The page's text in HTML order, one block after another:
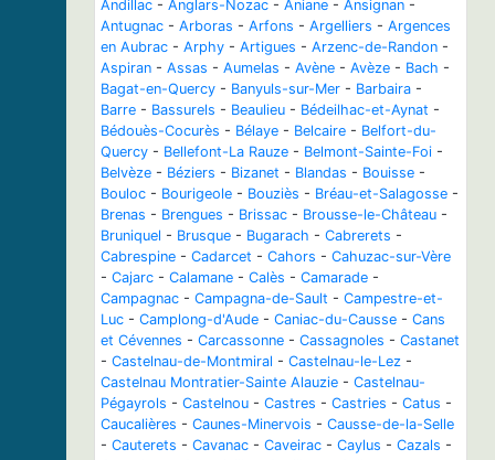
Andillac - Anglars-Nozac - Aniane - Ansignan -
Antugnac - Arboras - Arfons - Argelliers - Argences
en Aubrac - Arphy - Artigues - Arzenc-de-Randon -
Aspiran - Assas - Aumelas - Avène - Avèze - Bach -
Bagat-en-Quercy - Banyuls-sur-Mer - Barbaira -
Barre - Bassurels - Beaulieu - Bédeilhac-et-Aynat -
Bédouès-Cocurès - Bélaye - Belcaire - Belfort-du-
Quercy - Bellefont-La Rauze - Belmont-Sainte-Foi -
Belvèze - Béziers - Bizanet - Blandas - Bouisse -
Bouloc - Bourigeole - Bouziès - Bréau-et-Salagosse -
Brenas - Brengues - Brissac - Brousse-le-Château -
Bruniquel - Brusque - Bugarach - Cabrerets -
Cabrespine - Cadarcet - Cahors - Cahuzac-sur-Vère
- Cajarc - Calamane - Calès - Camarade -
Campagnac - Campagna-de-Sault - Campestre-et-
Luc - Camplong-d'Aude - Caniac-du-Causse - Cans
et Cévennes - Carcassonne - Cassagnoles - Castanet
- Castelnau-de-Montmiral - Castelnau-le-Lez -
Castelnau Montratier-Sainte Alauzie - Castelnau-
Pégayrols - Castelnou - Castres - Castries - Catus -
Caucalières - Caunes-Minervois - Causse-de-la-Selle
- Cauterets - Cavanac - Caveirac - Caylus - Cazals -